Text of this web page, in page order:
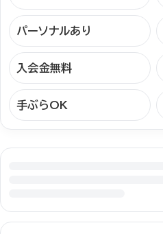
パーソナルあり
入会金無料
手ぶらOK